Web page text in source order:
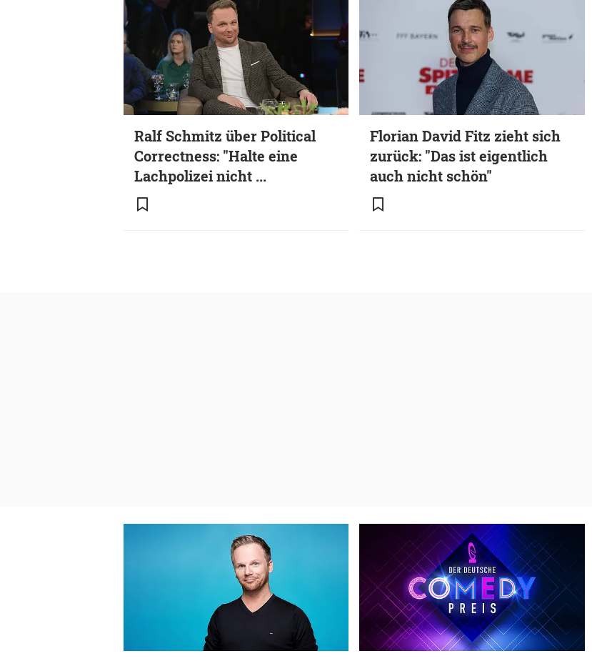
Ralf Schmitz über Political
Correctness: "Halte eine
Lachpolizei nicht ...
Florian David Fitz zieht sich
zurück: "Das ist eigentlich
auch nicht schön"